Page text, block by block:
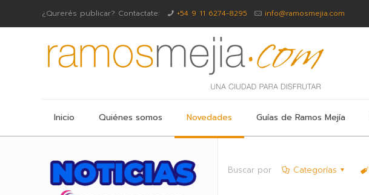
¿Qurerés publicar? Contactate: +54 9 11 6274-8295 info@ramosmejia.com
Inicio Quiénes somos Novedades Guías de Ramos Mejía
Buscar por Categorías